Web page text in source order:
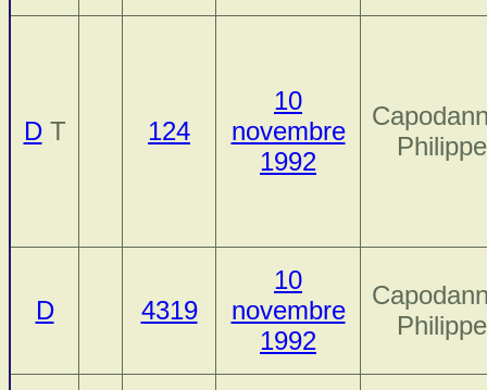
DT 124
10
novembre
1992
Philippe
D 4319
10
novembre
1992
Philippe